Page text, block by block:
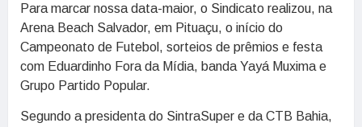
Para marcar nossa data-maior, o Sindicato realizou, na
Arena Beach Salvador, em Pituaçu, o início do
Campeonato de Futebol, sorteios de prêmios e festa
com Eduardinho Fora da Mídia, banda Yayá Muxima e
Grupo Partido Popular.
Segundo a presidenta do SintraSuper e da CTB Bahia,